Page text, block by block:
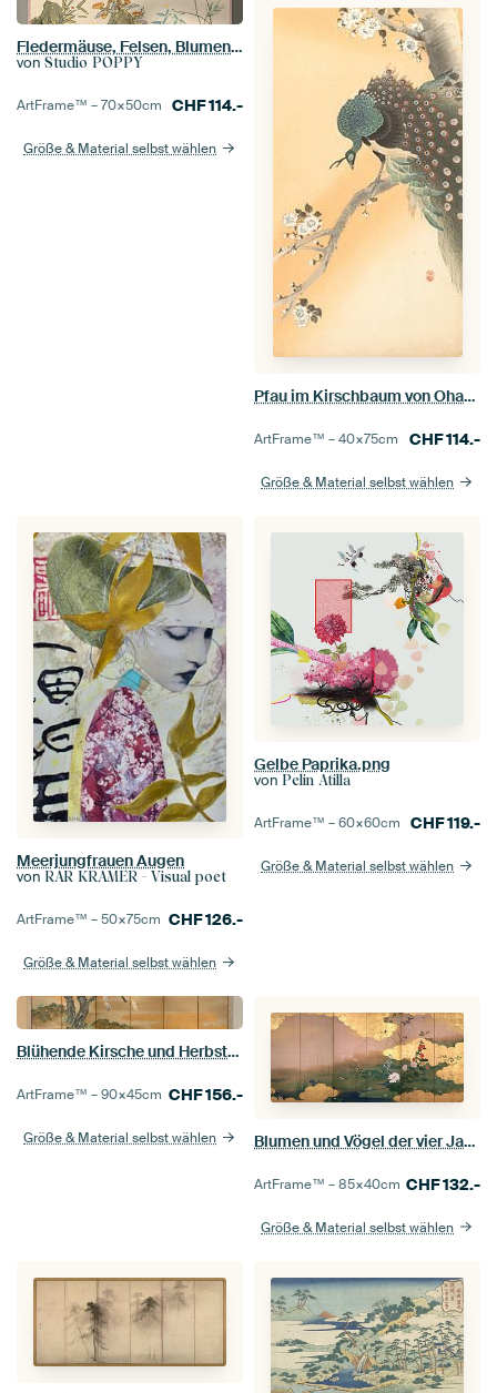
Fledermäuse, Felsen, Blumen ovale Kalligraphie (18. Jahrhundert) Gemälde von Zhang
von Studio POPPY
ArtFrame™ –70×50cm CHF114.-
Größe & Material selbst wählen
Pfau im Kirschbaum von Ohara Koson
ArtFrame™ –40×75cm CHF114.-
Größe & Material selbst wählen
Meerjungfrauen Augen
von RAR KRAMER - Visual poet
ArtFrame™ –50×75cm CHF126.-
Größe & Material selbst wählen
Gelbe Paprika.png
von Pelin Atilla
ArtFrame™ –60×60cm CHF119.-
Größe & Material selbst wählen
Blühende Kirsche und Herbstahorn mit Gedichtzetteln, Tosa Mitsuoki
ArtFrame™ –90×45cm CHF156.-
Größe & Material selbst wählen Blumen und Vögel der vier Jahreszeiten, Shibata Zeshin
ArtFrame™ –85×40cm CHF132.-
Größe & Material selbst wählen